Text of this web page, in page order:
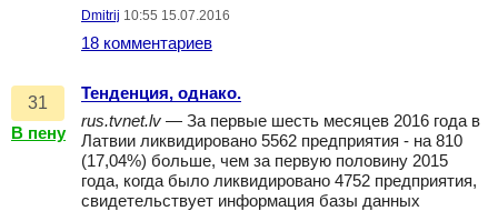
Dmitrij 10:55 15.07.2016
18 комментариев
31
В пену
Тенденция, однако.
rus.tvnet.lv — За первые шесть месяцев 2016 года в
Латвии ликвидировано 5562 предприятия - на 810
(17,04%) больше, чем за первую половину 2015
года, когда было ликвидировано 4752 предприятия,
свидетельствует информация базы данных